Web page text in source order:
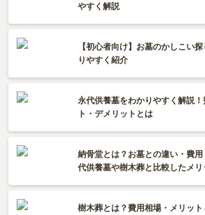
やすく解説
【初心者向け】お墓のかしこい
りやすく紹介
永代供養墓をわかりやすく解説
ト・デメリットとは
納骨堂とは？お墓との違い・費
代供養墓や樹木葬と比較したメ
樹木葬とは？費用相場・メリッ